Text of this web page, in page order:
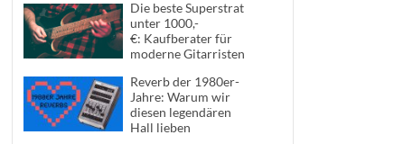
Die beste Superstrat
unter 1000,-
€: Kaufberater für
moderne Gitarristen
Reverb der 1980er-
Jahre: Warum wir
diesen legendären
Hall lieben